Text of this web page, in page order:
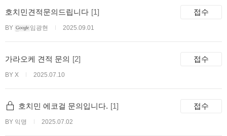
호치민견적문의드립니다 [1] 접수
BY 임광현 2025.09.01
가라오케 견적 문의 [2] 접수
BY X 2025.07.10
호치민 에코걸 문의입니다. [1] 접수
BY 익명 2025.07.02